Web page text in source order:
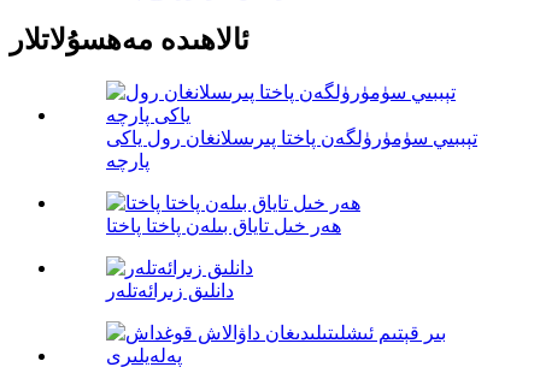
ئالاھىدە مەھسۇلاتلار
تېببىي سۈمۈرۈلگەن پاختا پىرىسلانغان رول ياكى
پارچە
ھەر خىل تاياق بىلەن پاختا پاختا
دانلىق زىرائەتلەر